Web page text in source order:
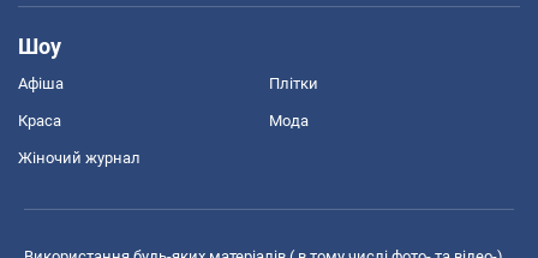
Шоу
Афіша Плітки
Краса Мода
Жіночий журнал